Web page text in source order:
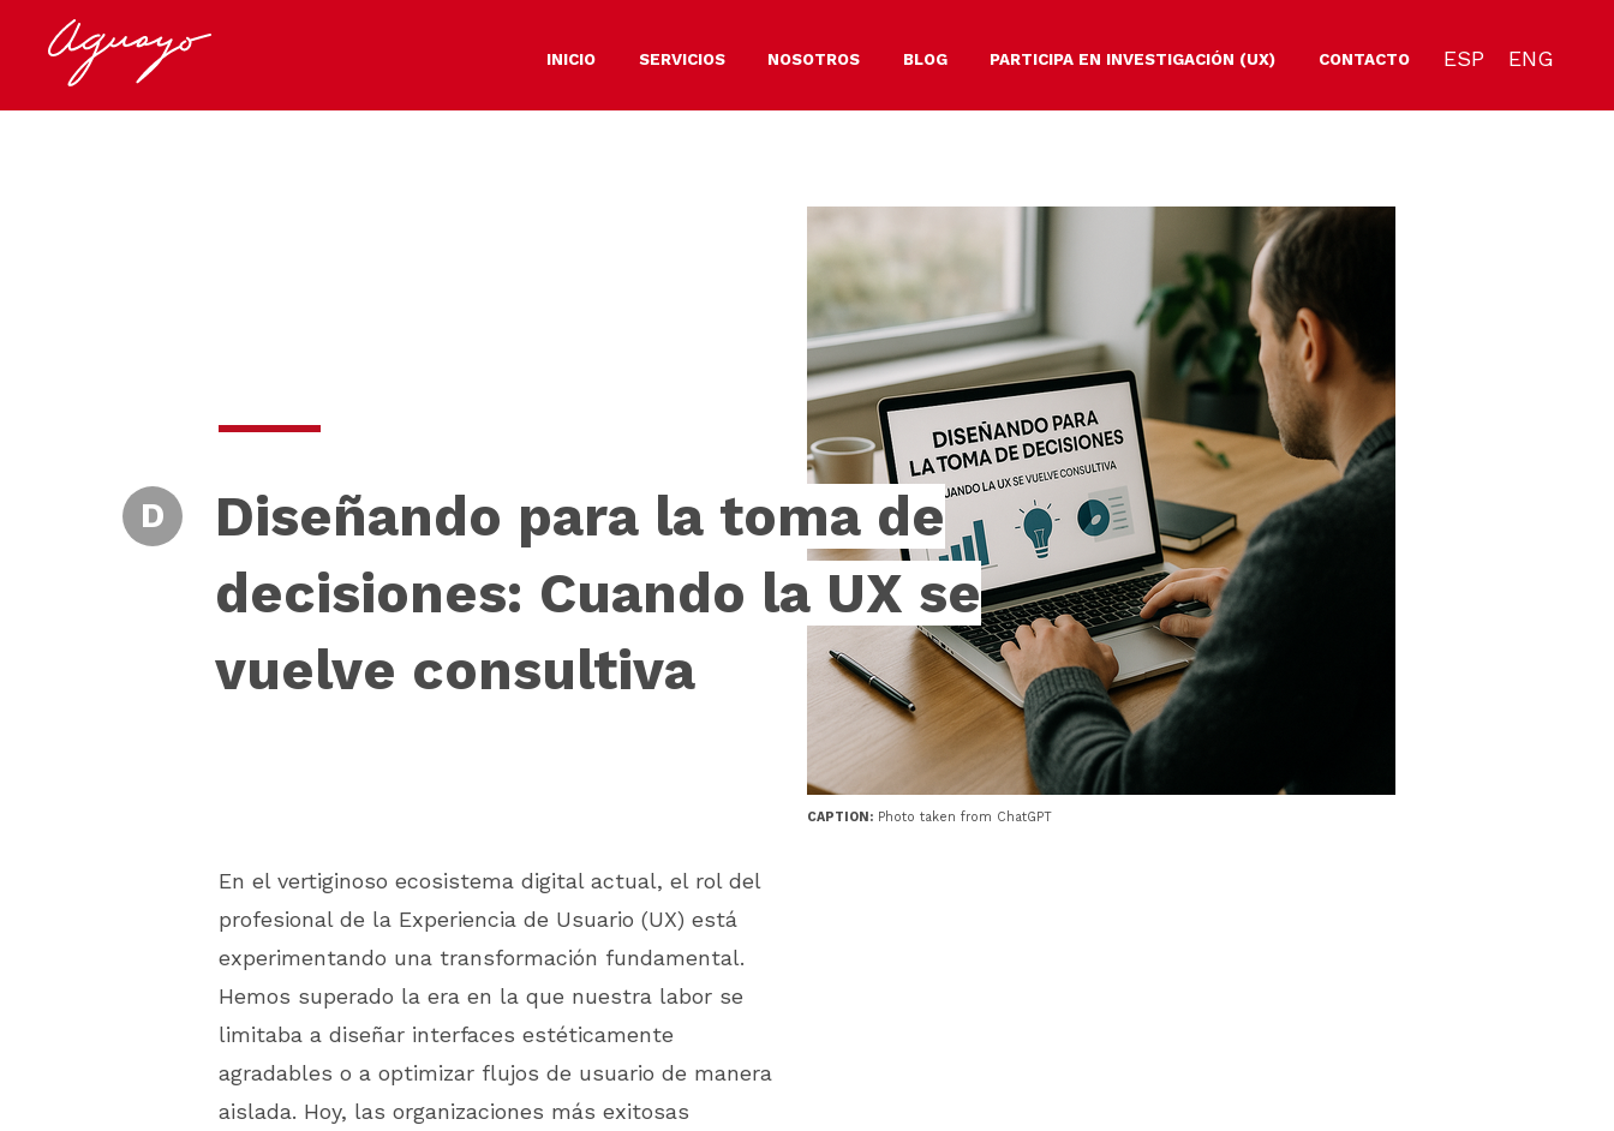
INICIO SERVICIOS NOSOTROS BLOG PARTICIPA EN INVESTIGACIÓN (UX) CONTACTO ESP ENG
D
Diseñando para la toma de
decisiones: Cuando la UX se
vuelve consultiva
En el vertiginoso ecosistema digital actual, el rol del
profesional de la Experiencia de Usuario (UX) está
experimentando una transformación fundamental.
Hemos superado la era en la que nuestra labor se
limitaba a diseñar interfaces estéticamente
agradables o a optimizar flujos de usuario de manera
aislada. Hoy, las organizaciones más exitosas
CAPTION: Photo taken from ChatGPT